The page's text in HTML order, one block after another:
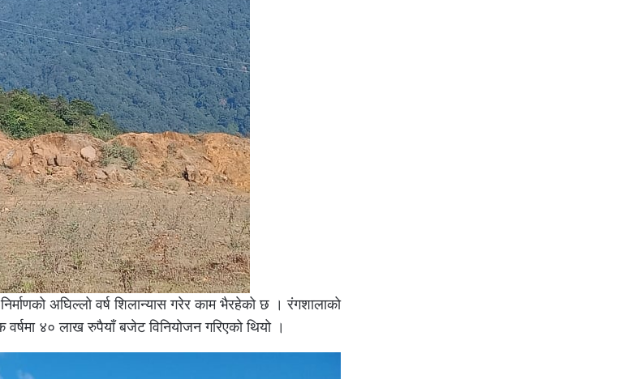
अघिल्लो वर्ष शिलान्यास गरेर काम भैरहेको छ । रंगशालाको
४० लाख रुपैयाँ बजेट विनियोजन गरिएको थियो ।